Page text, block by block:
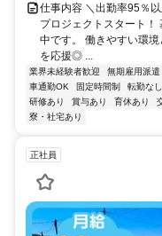
仕事内容 ＼出勤率95％
プロジェクトスタート！
中です。 働きやすい環
を応援◎ ...
業界未経験者歓迎 無期雇用派遣
車通勤OK
固定時間制 転勤なし
研修あり
賞与あり 育休あり
寮・社宅あり
正社員